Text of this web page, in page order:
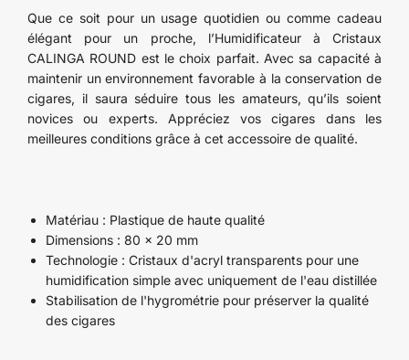
Que ce soit pour un usage quotidien ou comme cadeau
élégant pour un proche, l’Humidificateur à Cristaux
CALINGA ROUND est le choix parfait. Avec sa capacité à
maintenir un environnement favorable à la conservation de
cigares, il saura séduire tous les amateurs, qu’ils soient
novices ou experts. Appréciez vos cigares dans les
meilleures conditions grâce à cet accessoire de qualité.
Matériau : Plastique de haute qualité
Dimensions : 80 x 20 mm
Technologie : Cristaux d'acryl transparents pour une
humidification simple avec uniquement de l'eau distillée
Stabilisation de l'hygrométrie pour préserver la qualité
des cigares